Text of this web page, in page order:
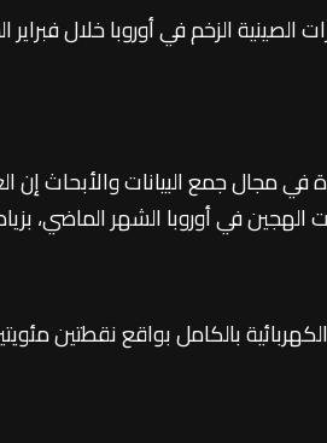
الزخم في أوروبا خلال
في مجال جمع البيانات والأبحاث
نقطتين مئويتين لتصل إلى 14%، حسب وكالة "بلومبرغ"